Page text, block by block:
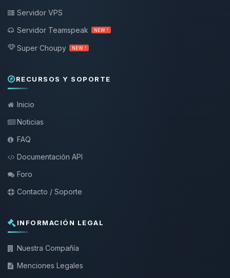
Servidor VPS
Servidor Teamspeak
NEW !
Super Choupy NEW !
RECURSOS Y SOPORTE
Inicio
Noticias
FAQ
Documentación API
Foro
Contacto / Soporte
INFORMACIÓN LEGAL
Nuestra Compañía
Menciones Legales